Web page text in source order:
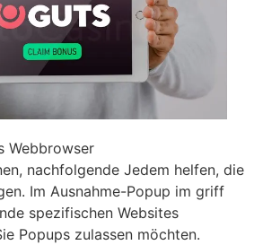
Webbrowser
nachfolgende Jedem helfen, die
Im Ausnahme-Popup im griff
spezifischen Websites
Popups zulassen möchten.